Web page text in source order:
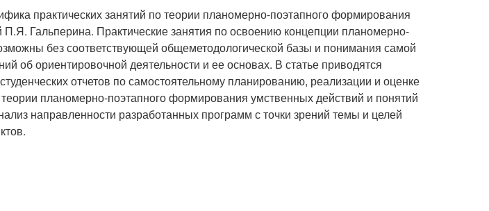
практических занятий по теории планомерно-поэтапного формирования
Гальперина. Практические занятия по освоению концепции планомерно-
без соответствующей общеметодологической базы и понимания самой
об ориентировочной деятельности и ее основах. В статье приводятся
отчетов по самостоятельному планированию, реализации и оценке
планомерно-поэтапного формирования умственных действий и понятий
направленности разработанных программ с точки зрений темы и целей